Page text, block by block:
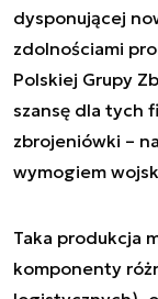
dysponującej
zdolnościami
Polskiej Grupy
szansę dla tych
zbrojeniówki –
wymogiem
Taka produkcja
komponenty